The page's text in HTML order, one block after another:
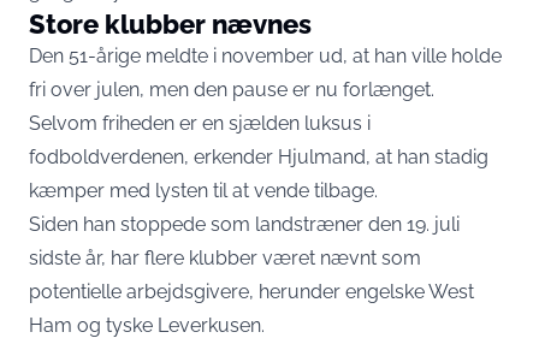
Store klubber nævnes
Den 51-årige meldte i november ud, at han ville holde
fri over julen, men den pause er nu forlænget.
Selvom friheden er en sjælden luksus i
fodboldverdenen, erkender Hjulmand, at han stadig
kæmper med lysten til at vende tilbage.
Siden han stoppede som landstræner den 19. juli
sidste år, har flere klubber været nævnt som
potentielle arbejdsgivere, herunder engelske West
Ham og tyske Leverkusen.